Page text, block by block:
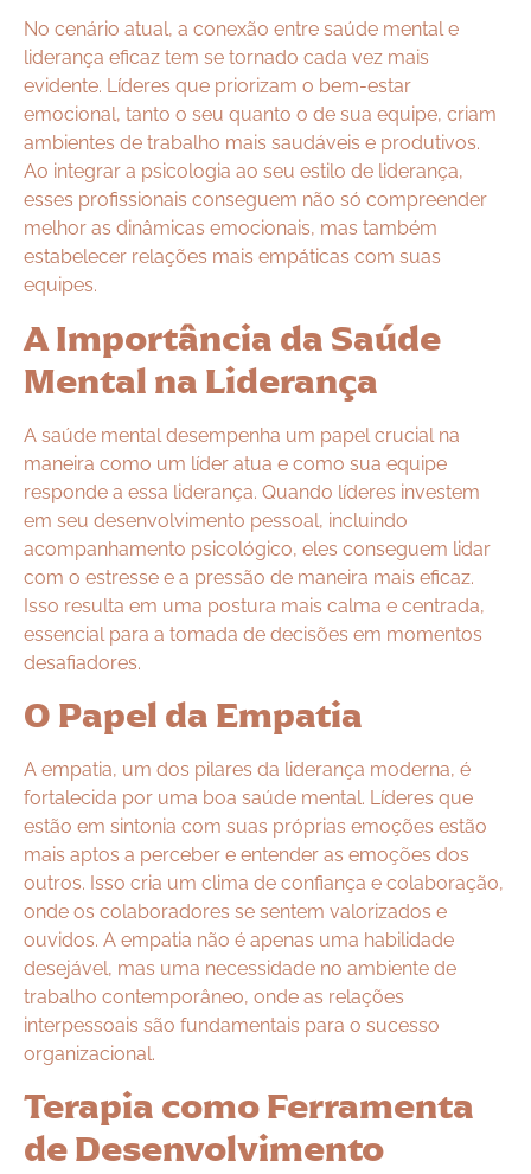
No cenário atual, a conexão entre saúde mental e
liderança eficaz tem se tornado cada vez mais
evidente. Líderes que priorizam o bem-estar
emocional, tanto o seu quanto o de sua equipe, criam
ambientes de trabalho mais saudáveis e produtivos.
Ao integrar a psicologia ao seu estilo de liderança,
esses profissionais conseguem não só compreender
melhor as dinâmicas emocionais, mas também
estabelecer relações mais empáticas com suas
equipes.
A Importância da Saúde
Mental na Liderança
A saúde mental desempenha um papel crucial na
maneira como um líder atua e como sua equipe
responde a essa liderança. Quando líderes investem
em seu desenvolvimento pessoal, incluindo
acompanhamento psicológico, eles conseguem lidar
com o estresse e a pressão de maneira mais eficaz.
Isso resulta em uma postura mais calma e centrada,
essencial para a tomada de decisões em momentos
desafiadores.
O Papel da Empatia
A empatia, um dos pilares da liderança moderna, é
fortalecida por uma boa saúde mental. Líderes que
estão em sintonia com suas próprias emoções estão
mais aptos a perceber e entender as emoções dos
outros. Isso cria um clima de confiança e colaboração,
onde os colaboradores se sentem valorizados e
ouvidos. A empatia não é apenas uma habilidade
desejável, mas uma necessidade no ambiente de
trabalho contemporâneo, onde as relações
interpessoais são fundamentais para o sucesso
organizacional.
Terapia como Ferramenta
de Desenvolvimento